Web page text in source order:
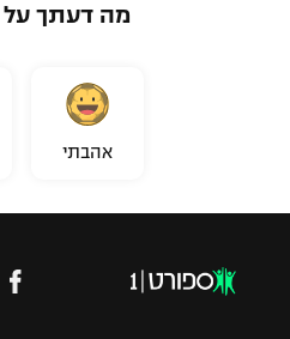
מה דעתך
אהבתי